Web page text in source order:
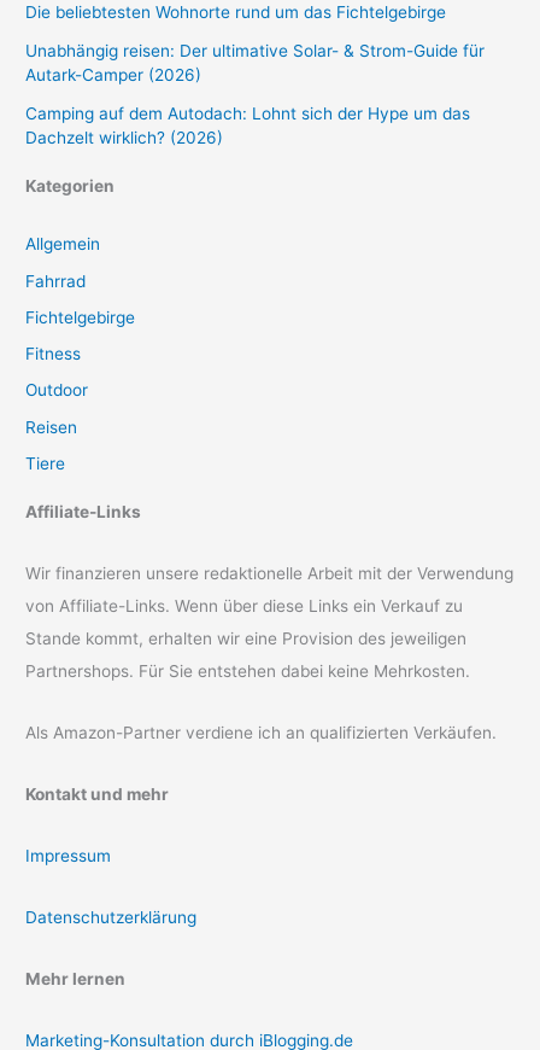
Die beliebtesten Wohnorte rund um das Fichtelgebirge
Unabhängig reisen: Der ultimative Solar- & Strom-Guide für
Autark-Camper (2026)
Camping auf dem Autodach: Lohnt sich der Hype um das
Dachzelt wirklich? (2026)
Kategorien
Allgemein
Fahrrad
Fichtelgebirge
Fitness
Outdoor
Reisen
Tiere
Affiliate-Links
Wir finanzieren unsere redaktionelle Arbeit mit der Verwendung
von Affiliate-Links. Wenn über diese Links ein Verkauf zu
Stande kommt, erhalten wir eine Provision des jeweiligen
Partnershops. Für Sie entstehen dabei keine Mehrkosten.
Als Amazon-Partner verdiene ich an qualifizierten Verkäufen.
Kontakt und mehr
Impressum
Datenschutzerklärung
Mehr lernen
Marketing-Konsultation durch iBlogging.de